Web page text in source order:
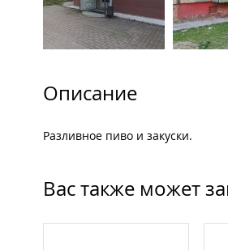
Описание
Разливное пиво и закуски.
Вас также может